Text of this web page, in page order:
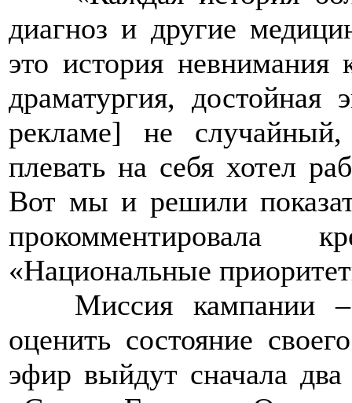
диагноз и другие
это история
драматургия,
рекламе] не
плевать на себя хотел
Вот мы и решили
прокомментировала
«Национальные
Миссия кампании
оценить состояние
эфир выйдут сначала